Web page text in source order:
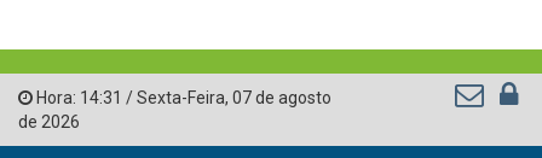
Hora: 14:31 /Sexta-Feira, 07 de agosto
de 2026